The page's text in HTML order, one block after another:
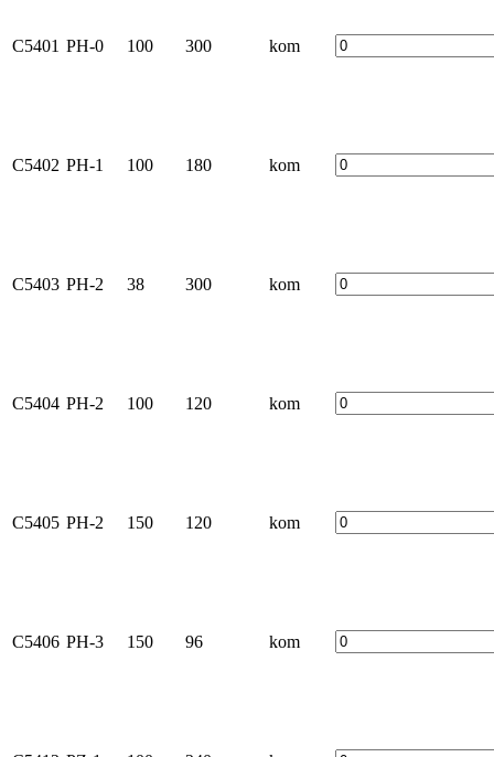
C5401 PH-0 100 300 kom
C5402 PH-1 100 180 kom
C5403 PH-2 38 300 kom
C5404 PH-2 100 120 kom
C5405 PH-2 150 120 kom
C5406 PH-3 150 96 kom